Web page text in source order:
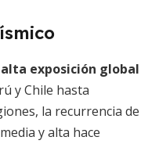
alta exposición global
y Chile hasta
la recurrencia de
y alta hace